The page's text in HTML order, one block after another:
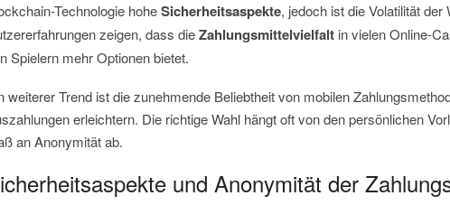
Technologie hoheSicherheitsaspekte, jedoch ist die Volatilität
zeigen, dass dieZahlungsmittelvielfalt in vielen Online-
Spielern mehr Optionen bietet.
weiterer Trend ist die zunehmende Beliebtheit von mobilen
erleichtern. Die richtige Wahl hängt oft von den persönlichen
an Anonymität ab.
und Anonymität der